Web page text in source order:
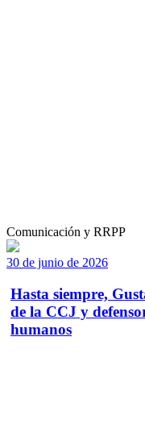
Comunicación y RRPP
30 de junio de 2026
Hasta siempre,
de la CCJ y
humanos